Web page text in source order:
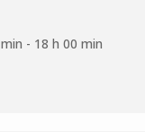
- 18 h 00 min